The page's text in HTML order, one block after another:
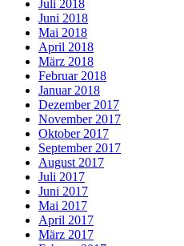
Juli 2018
Juni 2018
Mai 2018
April 2018
März 2018
Februar 2018
Januar 2018
Dezember 2017
November 2017
Oktober 2017
September 2017
August 2017
Juli 2017
Juni 2017
Mai 2017
April 2017
März 2017